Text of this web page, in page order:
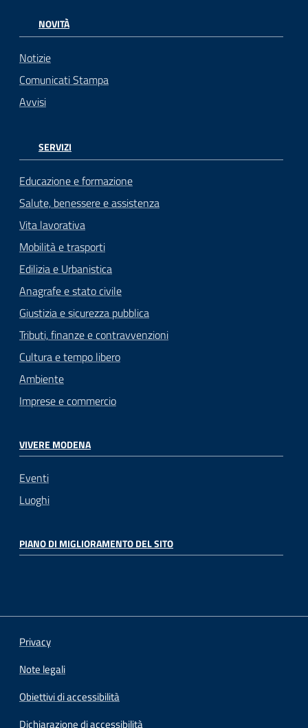
NOVITÀ
Notizie
Comunicati Stampa
Avvisi
SERVIZI
Educazione e formazione
Salute, benessere e assistenza
Vita lavorativa
Mobilità e trasporti
Edilizia e Urbanistica
Anagrafe e stato civile
Giustizia e sicurezza pubblica
Tributi, finanze e contravvenzioni
Cultura e tempo libero
Ambiente
Imprese e commercio
VIVERE MODENA
Eventi
Luoghi
PIANO DI MIGLIORAMENTO DEL SITO
Privacy
Note legali
Obiettivi di accessibilità
Dichiarazione di accessibilità